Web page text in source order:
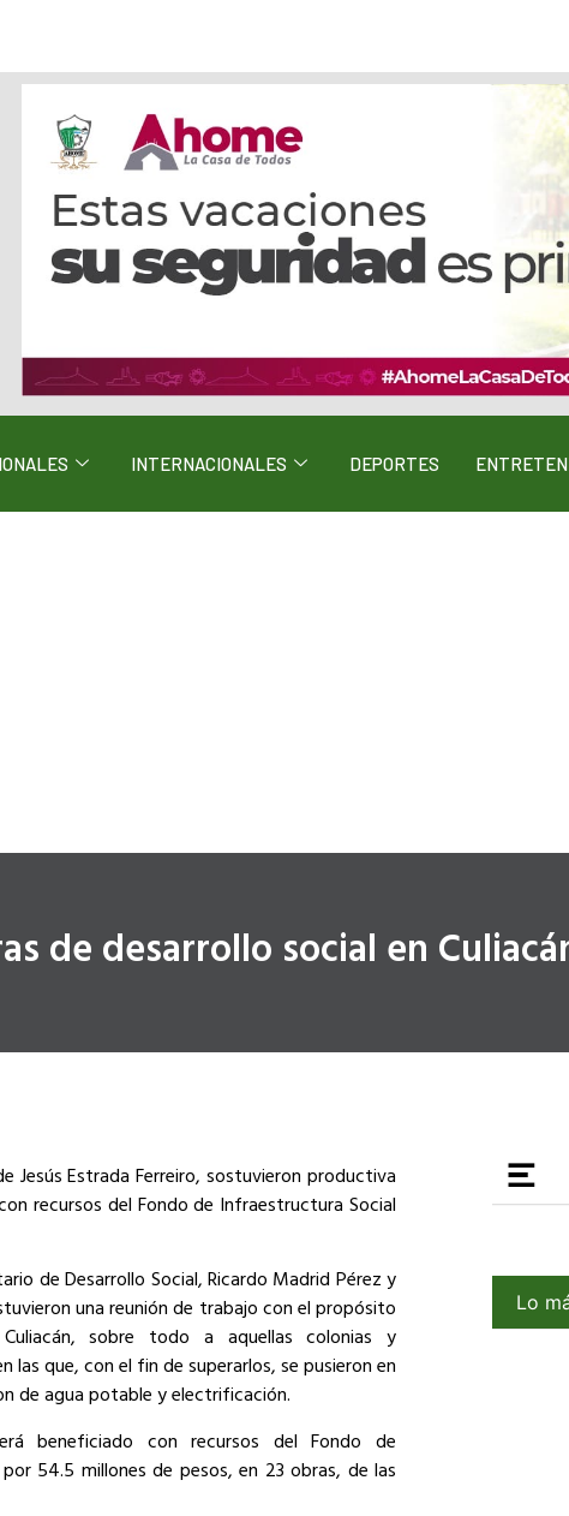
INTERNACIONALES DEPORTES
de desarrollo social en
Jesús Estrada Ferreiro, sostuvieron productiva
recursos del Fondo de Infraestructura Social
de Desarrollo Social, Ricardo Madrid Pérez y
una reunión de trabajo con el propósito
sobre todo a aquellas colonias y
las que, con el fin de superarlos, se pusieron en
de agua potable y electrificación.
beneficiado con recursos del Fondo de
54.5 millones de pesos, en 23 obras, de las
Lo